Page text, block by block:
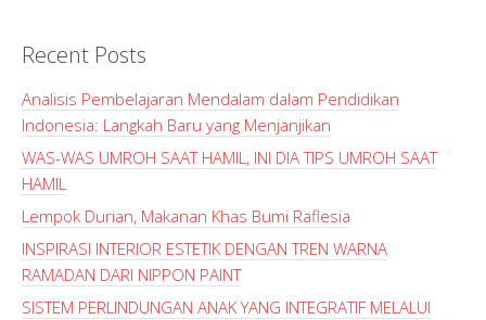
Recent Posts
Analisis Pembelajaran Mendalam dalam Pendidikan
Indonesia: Langkah Baru yang Menjanjikan
WAS-WAS UMROH SAAT HAMIL, INI DIA TIPS UMROH SAAT
HAMIL
Lempok Durian, Makanan Khas Bumi Raflesia
INSPIRASI INTERIOR ESTETIK DENGAN TREN WARNA
RAMADAN DARI NIPPON PAINT
SISTEM PERLINDUNGAN ANAK YANG INTEGRATIF MELALUI